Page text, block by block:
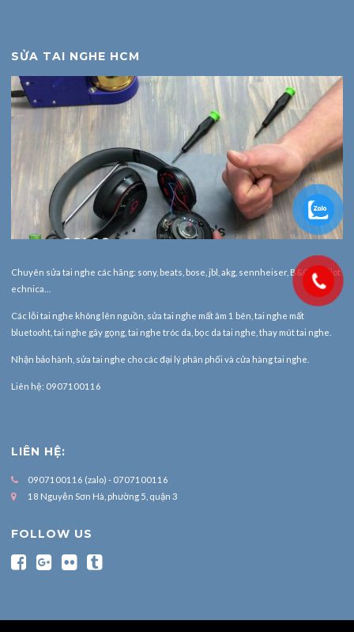
SỬA TAI NGHE HCM
Chuyên sửa tai nghe các hãng: sony, beats, bose, jbl, akg, sennheiser, B&O, Audiot
echnica…
Các lỗi tai nghe không lên nguồn, sửa tai nghe mất âm 1 bên, tai nghe mất
bluetooht, tai nghe gãy gọng, tai nghe tróc da, bọc da tai nghe, thay mút tai nghe.
Nhận bảo hành, sửa tai nghe cho các đại lý phân phối và cửa hàng tai nghe.
Liên hệ: 0907100116
LIÊN HỆ:
0907100116 (zalo) - 0707100116
18 Nguyễn Sơn Hà, phường 5, quận 3
FOLLOW US